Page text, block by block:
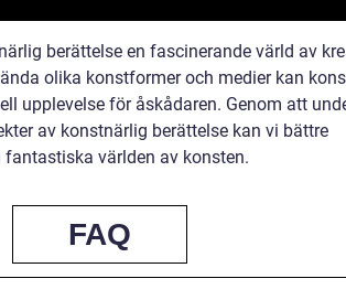
berättelse en fascinerande värld av
olika konstformer och medier kan
upplevelse för åskådaren. Genom att
av konstnärlig berättelse kan vi bättre
världen av konsten.
FAQ